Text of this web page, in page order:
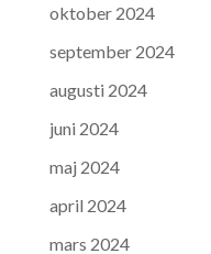
oktober 2024
september 2024
augusti 2024
juni 2024
maj 2024
april 2024
mars 2024